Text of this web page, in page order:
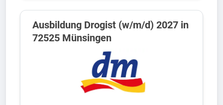
Ausbildung Drogist (w/m/d) 2027 in
72525 Münsingen